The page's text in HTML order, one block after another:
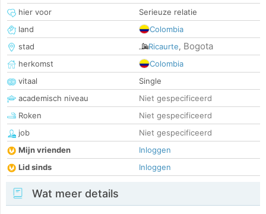
hier voor
Serieuze relatie
land
Colombia
stad
Ricaurte, Bogota
herkomst
Colombia
vitaal
Single
academisch niveau
Niet gespecificeerd
Roken
Niet gespecificeerd
job
Niet gespecificeerd
Mijn vrienden
Inloggen
Lid sinds
Inloggen
Wat meer details